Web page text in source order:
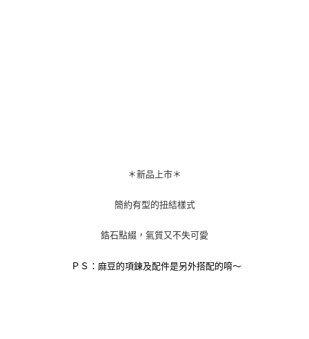
＊新品上市＊
簡約有型的扭結樣式
鋯石點綴，氣質又不失可愛
ＰＳ：麻豆的項鍊及配件是另外搭配的唷～